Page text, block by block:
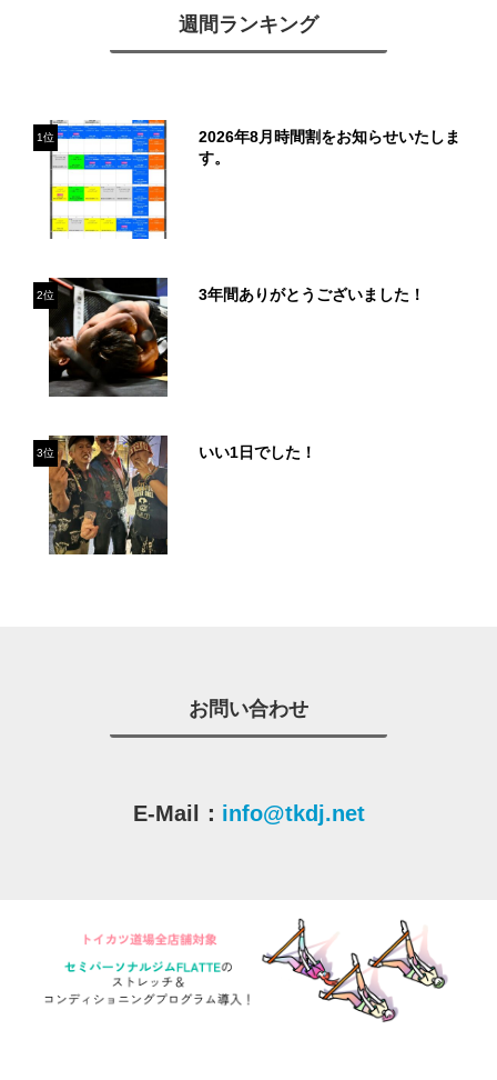
週間ランキング
1位
2026年8月時間割をお知らせいたしま
す。
2位 3年間ありがとうございました！
3位 いい1日でした！
お問い合わせ
E-Mail： info@tkdj.net